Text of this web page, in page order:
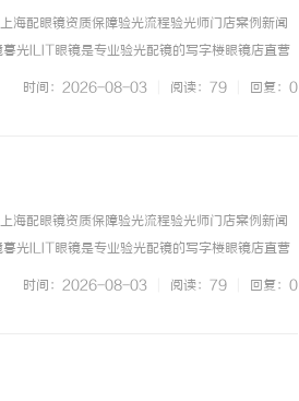
海配眼镜资质保障验光流程验光师门店案例新闻
ILIT眼镜是专业验光配镜的写字楼眼镜店直营
价格和直营售后为基础，全场镜片40%-60%优
时间：2026-08-03 阅读：79 回复：0
海配眼镜资质保障验光流程验光师门店案例新闻
ILIT眼镜是专业验光配镜的写字楼眼镜店直营
价格和直营售后为基础，全场镜片40%-60%优
时间：2026-08-03 阅读：79 回复：0